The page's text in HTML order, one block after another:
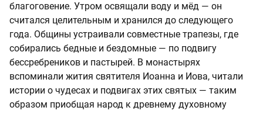
благоговение. Утром освящали воду и мёд — он
считался целительным и хранился до следующего
года. Общины устраивали совместные трапезы, где
собирались бедные и бездомные — по подвигу
бессребреников и пастырей. В монастырях
вспоминали жития святителя Иоанна и Иова, читали
истории о чудесах и подвигах этих святых — таким
образом приобщая народ к древнему духовному